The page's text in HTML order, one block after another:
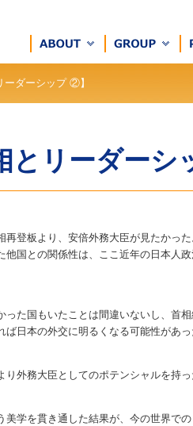
ダーシップ ②】
とリーダー
登板より、安倍外務大臣が見たかっ
他国との関係性は、ここ近年の日本人
た国もいたことは間違いないし、首
ば日本の外交に明るくなる可能性があ
外務大臣としてのポテンシャルを持
学を貫き通した結果が、今の世界で